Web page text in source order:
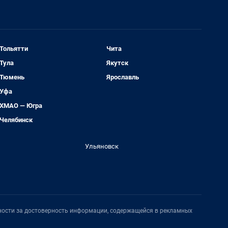
— Югра
Чита
Якутск
Ярославль
Ульяновск
за достоверность информации, содержащейся в рекламных